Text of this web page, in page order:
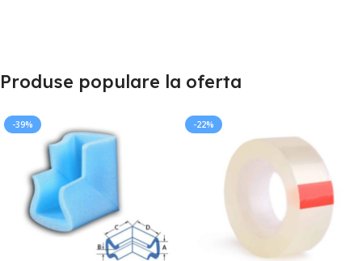
Produse populare la oferta
-39% -22%